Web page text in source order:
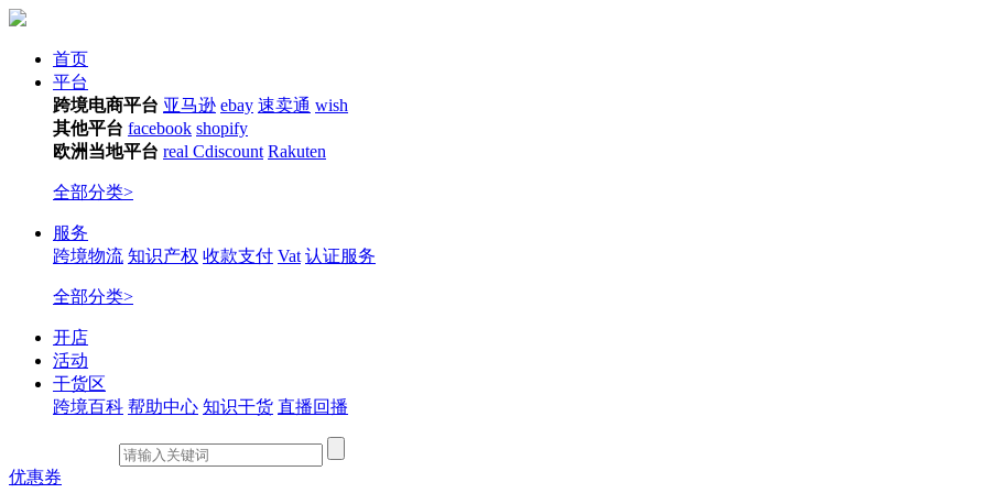
首页
平台
跨境电商平台 亚马逊 ebay 速卖通 wish
其他平台 facebook shopify
欧洲当地平台 real Cdiscount Rakuten
全部分类>
服务
跨境物流 知识产权 收款支付 Vat 认证服务
全部分类>
开店
活动
干货区
跨境百科 帮助中心 知识干货 直播回播
优惠券